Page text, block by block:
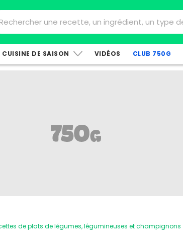
CUISINE DE SAISON VIDÉOS CLUB 750G
de plats de légumes, légumineuses et champignons